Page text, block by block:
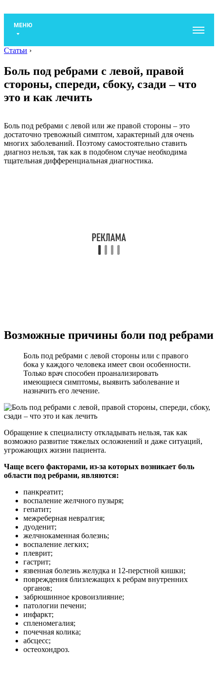
МЕНЮ
Статьи ›
Боль под ребрами с левой, правой
стороны, спереди, сбоку, сзади – что
это и как лечить
Боль под ребрами с левой или же правой стороны – это
достаточно тревожный симптом, характерный для очень
многих заболеваний. Поэтому самостоятельно ставить
диагноз нельзя, так как в подобном случае необходима
тщательная дифференциальная диагностика.
Возможные причины боли под ребрами
Боль под ребрами с левой стороны или с правого
бока у каждого человека имеет свои особенности.
Только врач способен проанализировать
имеющиеся симптомы, выявить заболевание и
назначить его лечение.
Обращение к специалисту откладывать нельзя, так как
возможно развитие тяжелых осложнений и даже ситуаций,
угрожающих жизни пациента.
Чаще всего факторами, из-за которых возникает боль
области под ребрами, являются:
панкреатит;
воспаление желчного пузыря;
гепатит;
межреберная невралгия;
дуоденит;
желчнокаменная болезнь;
воспаление легких;
плеврит;
гастрит;
язвенная болезнь желудка и 12-перстной кишки;
повреждения близлежащих к ребрам внутренних
органов;
забрюшинное кровоизлияние;
патологии печени;
инфаркт;
спленомегалия;
почечная колика;
абсцесс;
остеохондроз.